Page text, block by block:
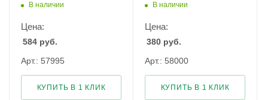
В наличии
Цена:
584 руб.
Арт.: 57995
КУПИТЬ В 1 КЛИК
В наличии
Цена:
380 руб.
Арт.: 58000
КУПИТЬ В 1 КЛИК